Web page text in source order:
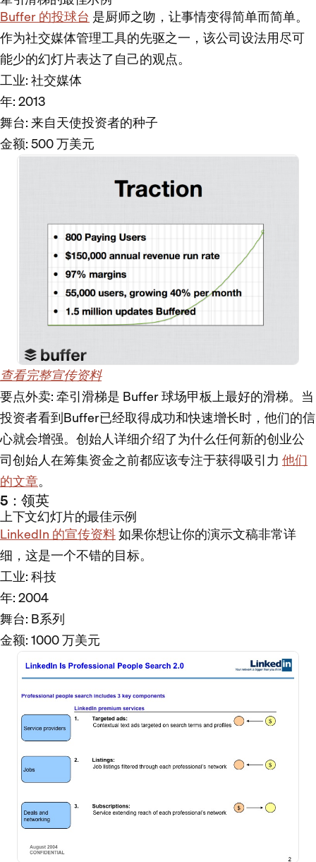
Buffer 的投球台是厨师之吻，让事情变得简单而简单。
作为社交媒体管理工具的先驱之一，该公司设法用尽可
能少的幻灯片表达了自己的观点。
工业: 社交媒体
年: 2013
舞台: 来自天使投资者的种子
金额: 500 万美元
查看完整宣传资料
要点外卖: 牵引滑梯是 Buffer 球场甲板上最好的滑梯。当
投资者看到Buffer已经取得成功和快速增长时，他们的信
心就会增强。创始人详细介绍了为什么任何新的创业公
司创始人在筹集资金之前都应该专注于获得吸引力 他们
的文章。
5：领英
上下文幻灯片的最佳示例
LinkedIn 的宣传资料如果你想让你的演示文稿非常详
细，这是一个不错的目标。
工业: 科技
年: 2004
舞台: B系列
金额: 1000 万美元